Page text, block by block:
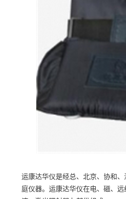
运康达华仪是经总、北京、协和
庭仪器。运康达华仪在电、磁、